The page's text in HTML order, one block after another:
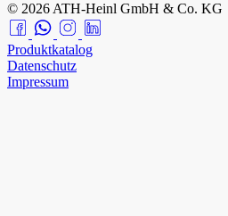
© 2026 ATH-Heinl GmbH & Co. KG
Produktkatalog
Datenschutz
Impressum